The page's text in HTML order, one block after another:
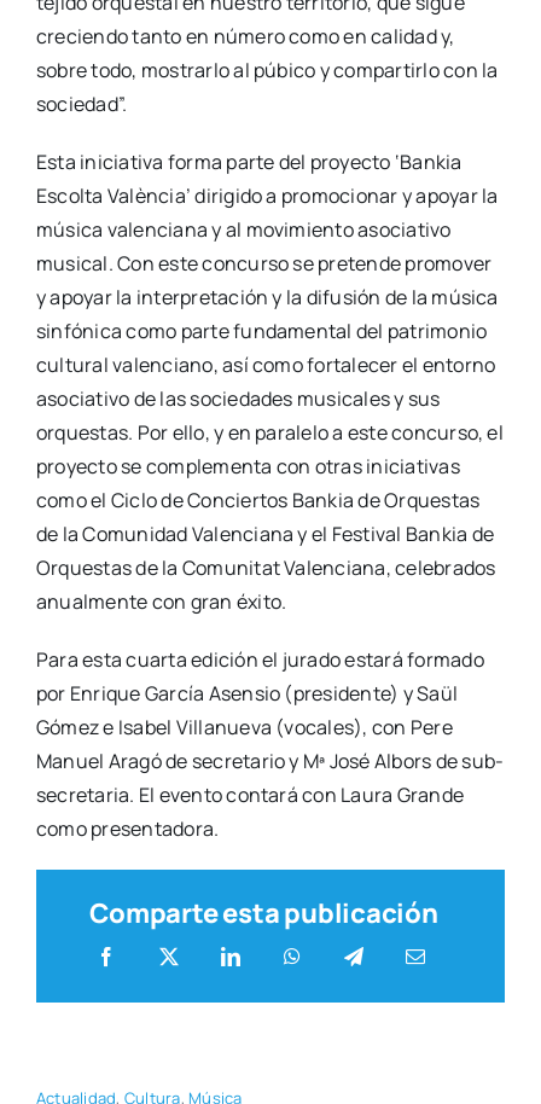
cre­cien­do tan­to en núme­ro como en cali­dad y,
sobre todo, mos­trar­lo al púbi­co y com­par­tir­lo con la
socie­dad”.
Esta ini­cia­ti­va for­ma par­te del pro­yec­to ‘Ban­kia
Escol­ta Valèn­cia’ diri­gi­do a pro­mo­cio­nar y apo­yar la
músi­ca valen­cia­na y al movi­mien­to aso­cia­ti­vo
musi­cal. Con este con­cur­so se pre­ten­de pro­mo­ver
y apo­yar la inter­pre­ta­ción y la difu­sión de la músi­ca
sin­fó­ni­ca como par­te fun­da­men­tal del patri­mo­nio
cul­tu­ral valen­ciano, así como for­ta­le­cer el entorno
aso­cia­ti­vo de las socie­da­des musi­ca­les y sus
orques­tas. Por ello, y en para­le­lo a este con­cur­so, el
pro­yec­to se com­ple­men­ta con otras ini­cia­ti­vas
como el Ciclo de Con­cier­tos Ban­kia de Orques­tas
de la Comu­ni­dad Valen­cia­na y el Fes­ti­val Ban­kia de
Orques­tas de la Comu­ni­tat Valen­cia­na, cele­bra­dos
anual­men­te con gran éxi­to.
Para esta cuar­ta edi­ción el jura­do esta­rá for­ma­do
por Enri­que Gar­cía Asen­sio (pre­si­den­te) y Saül
Gómez e Isa­bel Villa­nue­va (voca­les), con Pere
Manuel Ara­gó de secre­ta­rio y Mª José Albors de sub­
se­cre­ta­ria. El even­to con­ta­rá con Lau­ra Gran­de
como pre­sen­ta­do­ra.
Comparte esta publicación
Actua­li­dad, Cul­tu­ra, Músi­ca